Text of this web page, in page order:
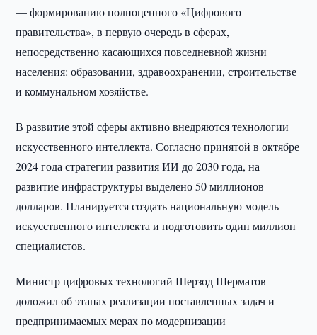
— формированию полноценного «Цифрового
правительства», в первую очередь в сферах,
непосредственно касающихся повседневной жизни
населения: образовании, здравоохранении, строительстве
и коммунальном хозяйстве.
В развитие этой сферы активно внедряются технологии
искусственного интеллекта. Согласно принятой в октябре
2024 года стратегии развития ИИ до 2030 года, на
развитие инфраструктуры выделено 50 миллионов
долларов. Планируется создать национальную модель
искусственного интеллекта и подготовить один миллион
специалистов.
Министр цифровых технологий Шерзод Шерматов
доложил об этапах реализации поставленных задач и
предпринимаемых мерах по модернизации